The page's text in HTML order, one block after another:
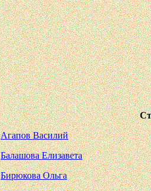
Агапов Василий
Балашова Елизавета
Бирюкова Ольга